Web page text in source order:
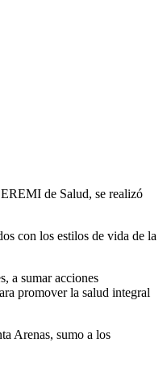
de Salud, se realizó
con los estilos de vida de la
a sumar acciones
promover la salud integral
Arenas, sumo a los